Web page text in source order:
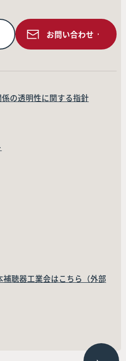
お問い合わせ
の透明性に関する指針
補聴器工業会はこちら（外部